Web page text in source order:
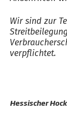
Wir sind zur
verpflichtet.
Hessischer